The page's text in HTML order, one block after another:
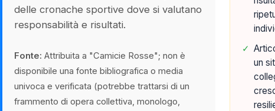
delle cronache sportive dove si valutano
responsabilità e risultati.
Fonte: Attribuita a "Camicie Rosse"; non è
disponibile una fonte bibliografica o media
univoca e verificata (potrebbe trattarsi di un
frammento di opera collettiva, monologo,
✓
un